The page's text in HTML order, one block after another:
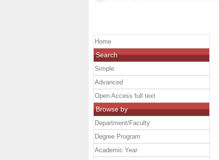
Home
Search
Simple
Advanced
Open Access full text
Browse by
Department/Faculty
Degree Program
Academic Year